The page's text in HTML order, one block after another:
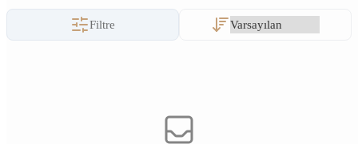
Filtre